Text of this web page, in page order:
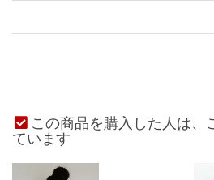
この商品を購入した人は、
ています